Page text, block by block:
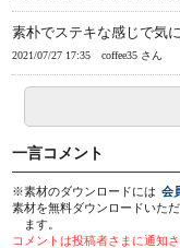
素朴でステキな感じで気
2021/07/27 17:35 coffee35 さん
一言コメント
※素材のダウンロードには 会
素材を無料ダウンロードいた
ます。
コメントは投稿者さまに通知